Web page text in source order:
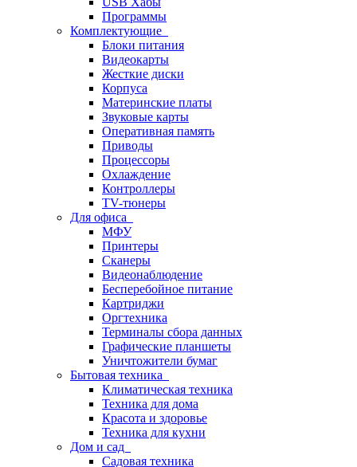
Программы
Комплектующие
Блоки питания
Видеокарты
Жесткие диски
Корпуса
Материнские платы
Звуковые карты
Оперативная память
Приводы
Процессоры
Охлаждение
Контроллеры
TV-тюнеры
Для офиса
МФУ
Принтеры
Сканеры
Видеонаблюдение
Бесперебойное питание
Картриджи
Оргтехника
Терминалы сбора данных
Графические планшеты
Уничтожители бумаг
Бытовая техника
Климатическая техника
Техника для дома
Красота и здоровье
Техника для кухни
Дом и сад
Садовая техника